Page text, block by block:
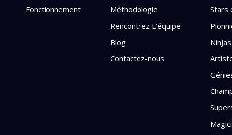
Fonctionnement
Méthodologie
Rencontrez L’équipe
Blog
Contactez-nous
Stars